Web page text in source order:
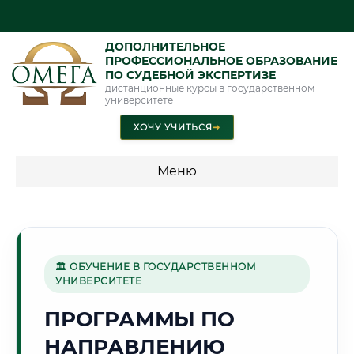
ДОПОЛНИТЕЛЬНОЕ
ПРОФЕССИОНАЛЬНОЕ ОБРАЗОВАНИЕ
ПО СУДЕБНОЙ ЭКСПЕРТИЗЕ
дистанционные курсы в государственном
университете
ХОЧУ УЧИТЬСЯ➜
Меню
специальности"
Стоимость по программам обучения "Судебная экспертиза"
Стоимость по программам обучения "Экспертиза"
🏛 ОБУЧЕНИЕ В ГОСУДАРСТВЕННОМ
УНИВЕРСИТЕТЕ
ПРОГРАММЫ ПО
НАПРАВЛЕНИЮ